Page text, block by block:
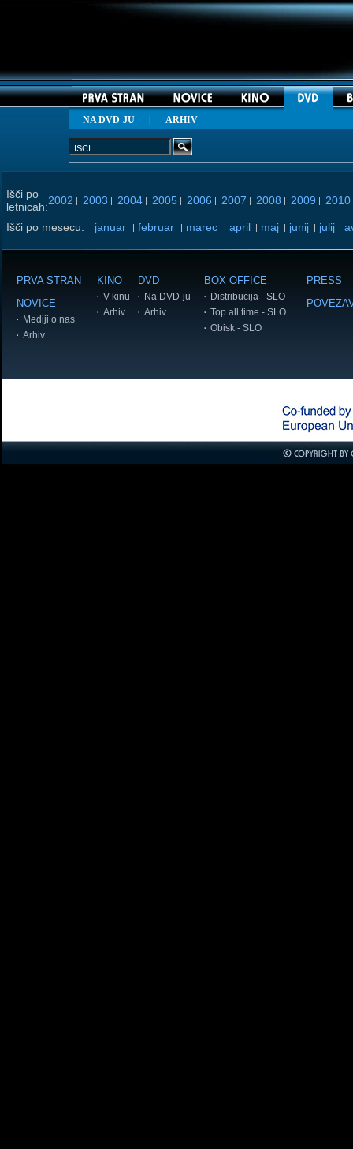
NA DVD-JU| ARHIV
Išči po
letnicah:2002 | 2003 | 2004 | 2005 | 2006 | 2007 | 2008 | 2009 | 2010
Išči po mesecu: januar | februar | marec | april | maj | junij | julij |
PRVA STRAN
NOVICE
Mediji o nas
Arhiv
KINO
V kinu
Arhiv
DVD
Na DVD-ju
Arhiv
BOX OFFICE
Distribucija - SLO
Top all time - SLO
Obisk - SLO
PRESS